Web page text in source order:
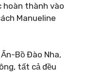
hoàn thành vào
Manueline
Bồ Đào Nha,
tất cả đều